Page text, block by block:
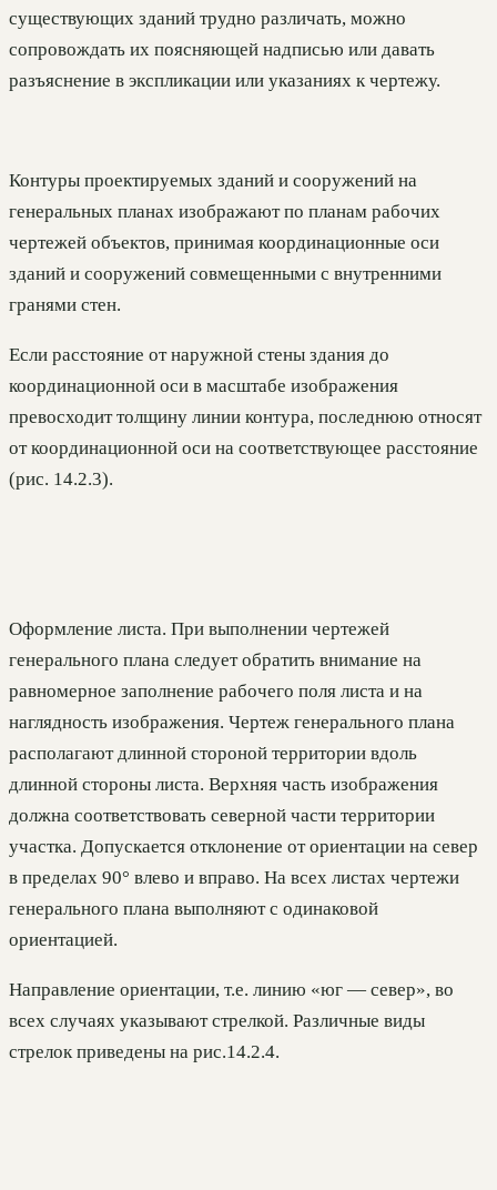
существующих зданий трудно различать, можно
сопровождать их поясняющей надписью или давать
разъяснение в экспликации или указаниях к чертежу.
Контуры проектируемых зданий и сооружений на
генеральных планах изображают по планам рабочих
чертежей объектов, принимая координационные оси
зданий и сооружений совмещенными с внутренними
гранями стен.
Если расстояние от наружной стены здания до
координационной оси в масштабе изображения
превосходит толщину линии контура, последнюю относят
от координационной оси на соответствующее расстояние
(рис. 14.2.3).
Оформление листа. При выполнении чертежей
генерального плана следует обратить внимание на
равномерное заполнение рабочего поля листа и на
наглядность изображения. Чертеж генерального плана
располагают длинной стороной территории вдоль
длинной стороны листа. Верхняя часть изображения
должна соответствовать северной части территории
участка. Допускается отклонение от ориентации на север
в пределах 90° влево и вправо. На всех листах чертежи
генерального плана выполняют с одинаковой
ориентацией.
Направление ориентации, т.е. линию «юг — север», во
всех случаях указывают стрелкой. Различные виды
стрелок приведены на рис.14.2.4.